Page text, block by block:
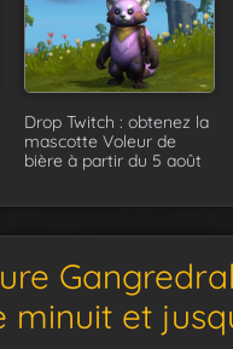
Drop Twitch : obtenez la
mascotte Voleur de
bière à partir du 5 août
et